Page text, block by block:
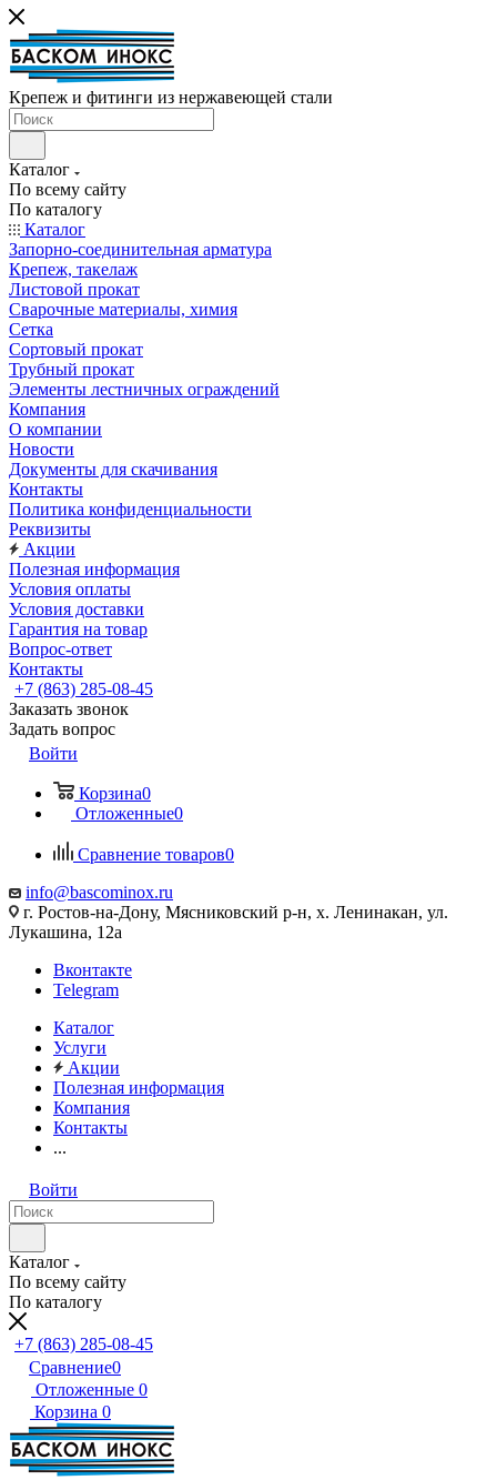
Крепеж и фитинги из нержавеющей стали
Каталог
По всему сайту
По каталогу
Каталог
Запорно-соединительная арматура
Крепеж, такелаж
Листовой прокат
Сварочные материалы, химия
Сетка
Сортовый прокат
Трубный прокат
Элементы лестничных ограждений
Компания
О компании
Новости
Документы для скачивания
Контакты
Политика конфиденциальности
Реквизиты
Акции
Полезная информация
Условия оплаты
Условия доставки
Гарантия на товар
Вопрос-ответ
Контакты
+7 (863) 285-08-45
Заказать звонок
Задать вопрос
Войти
Корзина0
Отложенные0
Сравнение товаров0
info@bascominox.ru
г. Ростов-на-Дону, Мясниковский р-н, х. Ленинакан, ул.
Лукашина, 12а
Вконтакте
Telegram
Каталог
Услуги
Акции
Полезная информация
Компания
Контакты
...
Войти
Каталог
По всему сайту
По каталогу
+7 (863) 285-08-45
Сравнение0
Отложенные 0
Корзина 0